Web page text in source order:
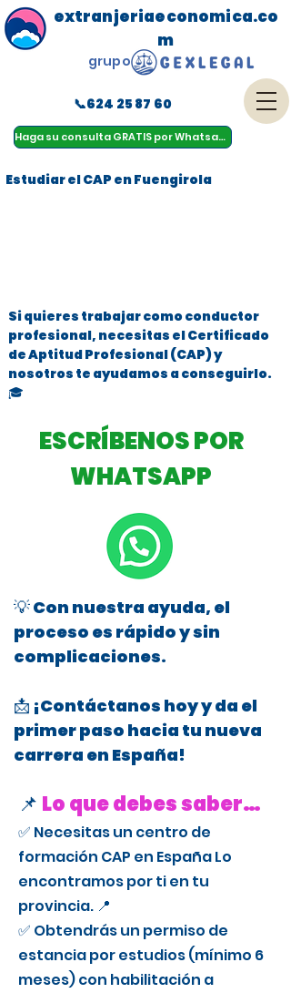
Haga su consulta GRATIS por Whatsapp
menu
extranjeriaeconomica.co
m
📞624 25 87 60
grupo
Estudiar el CAP en Fuengirola
Si quieres trabajar como conductor
profesional, necesitas el Certificado
de Aptitud Profesional (CAP) y
nosotros te ayudamos a conseguirlo.
🎓
ESCRÍBENOS POR
WHATSAPP
💡 Con nuestra ayuda, el
proceso es rápido y sin
complicaciones.
📩 ¡Contáctanos hoy y da el
primer paso hacia tu nueva
carrera en España!
📌 Lo que debes saber…
✅ Necesitas un centro de
formación CAP en España Lo
encontramos por ti en tu
provincia. 📍
✅ Obtendrás un permiso de
estancia por estudios (mínimo 6
meses) con habilitación a